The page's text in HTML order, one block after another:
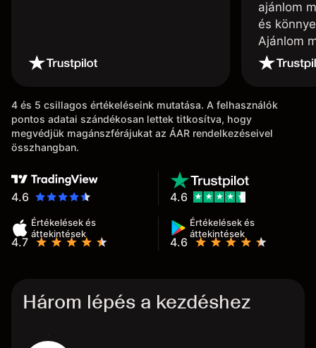
ajánlom
és
Ajánlom
4 és 5 csillagos értékeléseink mutatása. A felhasználók
pontos adatai szándékosan lettek titkosítva, hogy
megvédjük magánszférájukat az ÁAR rendelkezéseivel
összhangban.
4.6
Értékelések és
áttekintések
4.7
Értékelések és
áttekintések
4.6
4.6
Három lépés a kezdéshez